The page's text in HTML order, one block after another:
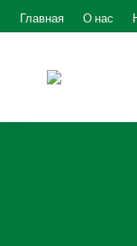
Главная О нас